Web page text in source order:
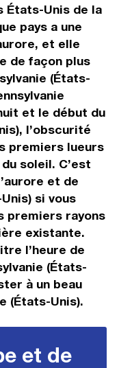
États-Unis de la
pays a une
et elle
de façon plus
(États-
et le début du
l’obscurité
premiers lueurs
soleil. C’est
et de
si vous
premiers rayons
existante.
l’heure de
(États-
à un beau
(États-Unis).
et de